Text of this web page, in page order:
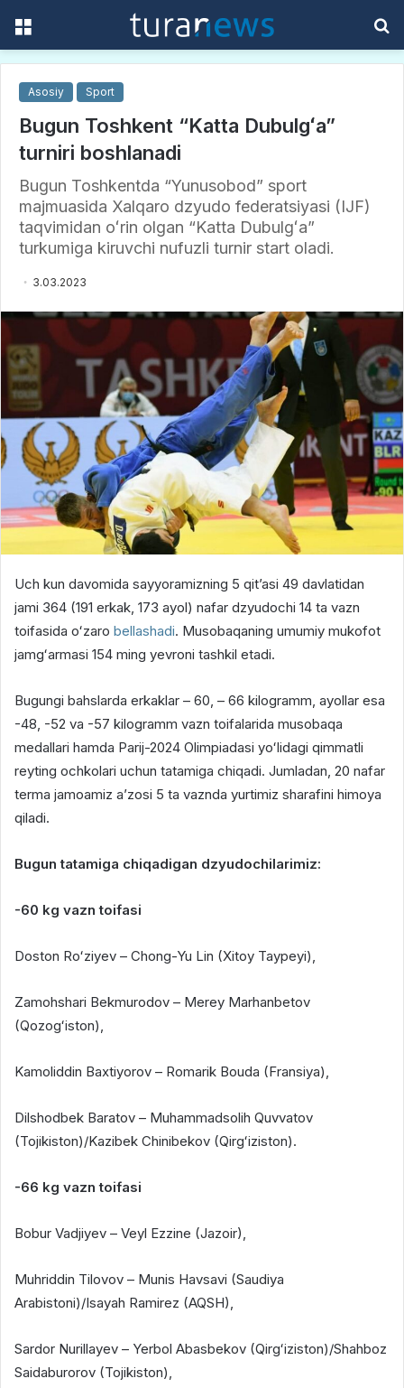
Asosiy Sport
Bugun Toshkent “Katta Dubulgʻa”
turniri boshlanadi
Bugun Toshkentda “Yunusobod” sport
majmuasida Xalqaro dzyudo federatsiyasi (IJF)
taqvimidan oʻrin olgan “Katta Dubulgʻa”
turkumiga kiruvchi nufuzli turnir start oladi.
3.03.2023
Uch kun davomida sayyoramizning 5 qitʼasi 49 davlatidan
jami 364 (191 erkak, 173 ayol) nafar dzyudochi 14 ta vazn
toifasida oʻzaro bellashadi. Musobaqaning umumiy mukofot
jamgʻarmasi 154 ming yevroni tashkil etadi.
Bugungi bahslarda erkaklar – 60, – 66 kilogramm, ayollar esa
-48, -52 va -57 kilogramm vazn toifalarida musobaqa
medallari hamda Parij-2024 Olimpiadasi yoʻlidagi qimmatli
reyting ochkolari uchun tatamiga chiqadi. Jumladan, 20 nafar
terma jamoamiz aʼzosi 5 ta vaznda yurtimiz sharafini himoya
qiladi.
Bugun tatamiga chiqadigan dzyudochilarimiz:
-60 kg vazn toifasi
Doston Roʻziyev – Chong-Yu Lin (Xitoy Taypeyi),
Zamohshari Bekmurodov – Merey Marhanbetov
(Qozogʻiston),
Kamoliddin Baxtiyorov – Romarik Bouda (Fransiya),
Dilshodbek Baratov – Muhammadsolih Quvvatov
(Tojikiston)/Kazibek Chinibekov (Qirgʻiziston).
-66 kg vazn toifasi
Bobur Vadjiyev – Veyl Ezzine (Jazoir),
Muhriddin Tilovov – Munis Havsavi (Saudiya
Arabistoni)/Isayah Ramirez (AQSH),
Sardor Nurillayev – Yerbol Abasbekov (Qirgʻiziston)/Shahboz
Saidaburorov (Tojikiston),